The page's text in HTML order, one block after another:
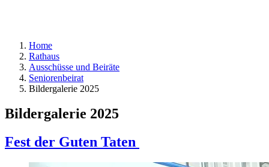
Home
Rathaus
Ausschüsse und Beiräte
Seniorenbeirat
Bildergalerie 2025
Bildergalerie 2025
Fest der Guten Taten